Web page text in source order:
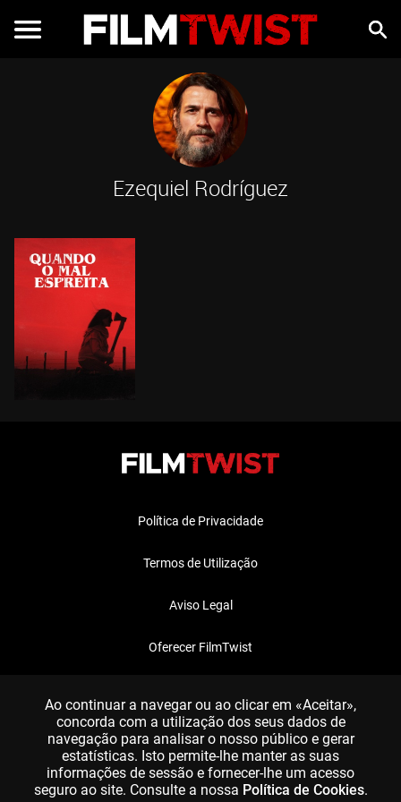
Ezequiel Rodríguez
Política de Privacidade
Termos de Utilização
Aviso Legal
Oferecer FilmTwist
Ao continuar a navegar ou ao clicar em «Aceitar»,
concorda com a utilização dos seus dados de
navegação para analisar o nosso público e gerar
estatísticas. Isto permite-lhe manter as suas
informações de sessão e fornecer-lhe um acesso
seguro ao site. Consulte a nossa Política de Cookies.